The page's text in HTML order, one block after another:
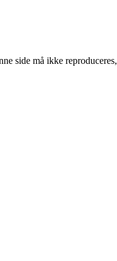
side må ikke reproduceres,